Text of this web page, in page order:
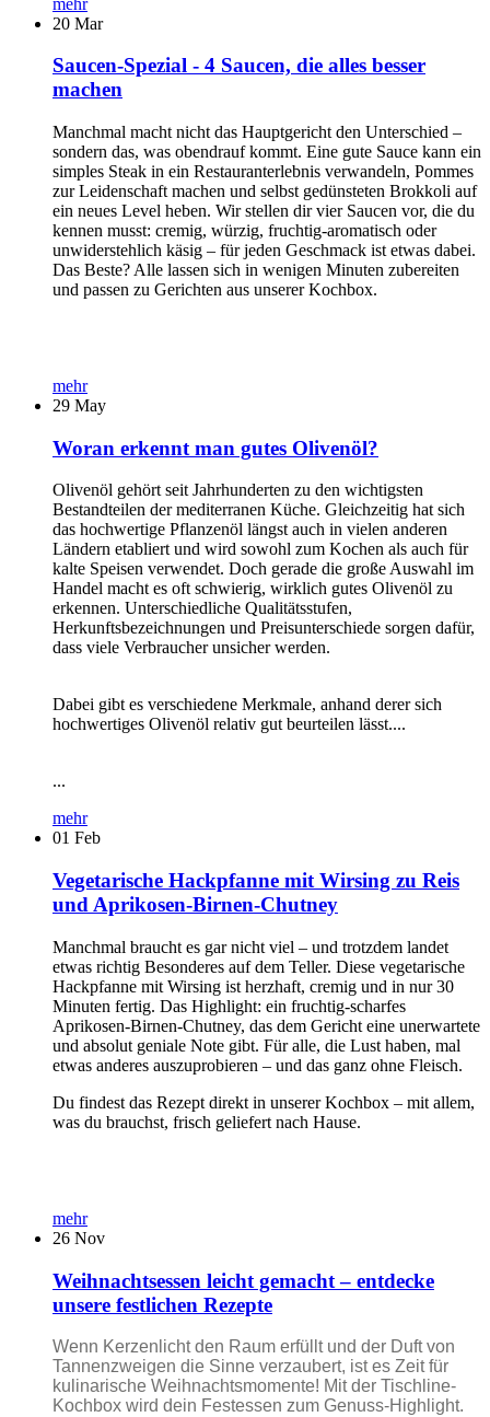
20 Mar
Saucen-Spezial - 4 Saucen, die alles besser
machen
Manchmal macht nicht das Hauptgericht den Unterschied –
sondern das, was obendrauf kommt. Eine gute Sauce kann ein
simples Steak in ein Restauranterlebnis verwandeln, Pommes
zur Leidenschaft machen und selbst gedünsteten Brokkoli auf
ein neues Level heben. Wir stellen dir vier Saucen vor, die du
kennen musst: cremig, würzig, fruchtig-aromatisch oder
unwiderstehlich käsig – für jeden Geschmack ist etwas dabei.
Das Beste? Alle lassen sich in wenigen Minuten zubereiten
und passen zu Gerichten aus unserer Kochbox.
mehr
29 May
Woran erkennt man gutes Olivenöl?
Olivenöl gehört seit Jahrhunderten zu den wichtigsten
Bestandteilen der mediterranen Küche. Gleichzeitig hat sich
das hochwertige Pflanzenöl längst auch in vielen anderen
Ländern etabliert und wird sowohl zum Kochen als auch für
kalte Speisen verwendet. Doch gerade die große Auswahl im
Handel macht es oft schwierig, wirklich gutes Olivenöl zu
erkennen. Unterschiedliche Qualitätsstufen,
Herkunftsbezeichnungen und Preisunterschiede sorgen dafür,
dass viele Verbraucher unsicher werden.
Dabei gibt es verschiedene Merkmale, anhand derer sich
hochwertiges Olivenöl relativ gut beurteilen lässt....
...
mehr
01 Feb
Vegetarische Hackpfanne mit Wirsing zu Reis
und Aprikosen-Birnen-Chutney
Manchmal braucht es gar nicht viel – und trotzdem landet
etwas richtig Besonderes auf dem Teller. Diese vegetarische
Hackpfanne mit Wirsing ist herzhaft, cremig und in nur 30
Minuten fertig. Das Highlight: ein fruchtig-scharfes
Aprikosen-Birnen-Chutney, das dem Gericht eine unerwartete
und absolut geniale Note gibt. Für alle, die Lust haben, mal
etwas anderes auszuprobieren – und das ganz ohne Fleisch.
Du findest das Rezept direkt in unserer Kochbox – mit allem,
was du brauchst, frisch geliefert nach Hause.
mehr
26 Nov
Weihnachtsessen leicht gemacht – entdecke
unsere festlichen Rezepte
Wenn Kerzenlicht den Raum erfüllt und der Duft von
Tannenzweigen die Sinne verzaubert, ist es Zeit für
kulinarische Weihnachtsmomente! Mit der Tischline-
Kochbox wird dein Festessen zum Genuss-Highlight.